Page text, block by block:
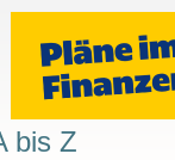
bis Z